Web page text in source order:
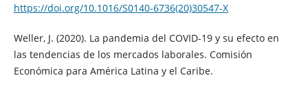
https://doi.org/10.1016/S0140-6736(20)30547-X
Weller, J. (2020). La pandemia del COVID-19 y su efecto en
las tendencias de los mercados laborales. Comisión
Económica para América Latina y el Caribe.